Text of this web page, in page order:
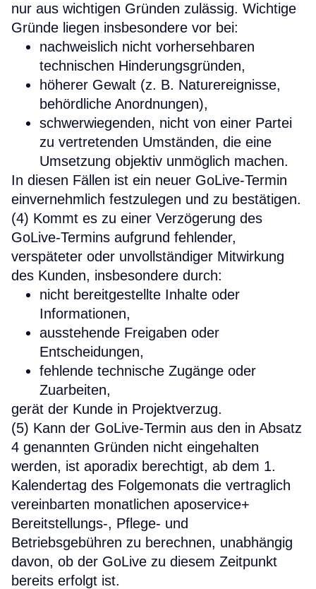
nur aus wichtigen Gründen zulässig. Wichtige
Gründe liegen insbesondere vor bei:
nachweislich nicht vorhersehbaren
technischen Hinderungsgründen,
höherer Gewalt (z. B. Naturereignisse,
behördliche Anordnungen),
schwerwiegenden, nicht von einer Partei
zu vertretenden Umständen, die eine
Umsetzung objektiv unmöglich machen.
In diesen Fällen ist ein neuer GoLive-Termin
einvernehmlich festzulegen und zu bestätigen.
(4) Kommt es zu einer Verzögerung des
GoLive-Termins aufgrund fehlender,
verspäteter oder unvollständiger Mitwirkung
des Kunden, insbesondere durch:
nicht bereitgestellte Inhalte oder
Informationen,
ausstehende Freigaben oder
Entscheidungen,
fehlende technische Zugänge oder
Zuarbeiten,
gerät der Kunde in Projektverzug.
(5) Kann der GoLive-Termin aus den in Absatz
4 genannten Gründen nicht eingehalten
werden, ist aporadix berechtigt, ab dem 1.
Kalendertag des Folgemonats die vertraglich
vereinbarten monatlichen aposervice+
Bereitstellungs-, Pflege- und
Betriebsgebühren zu berechnen, unabhängig
davon, ob der GoLive zu diesem Zeitpunkt
bereits erfolgt ist.